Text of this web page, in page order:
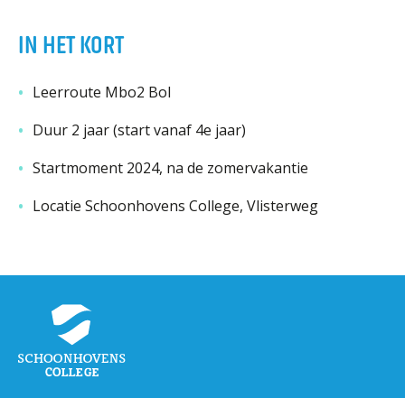
IN HET KORT
Leerroute Mbo2 Bol
Duur 2 jaar (start vanaf 4e jaar)
Startmoment 2024, na de zomervakantie
Locatie Schoonhovens College, Vlisterweg